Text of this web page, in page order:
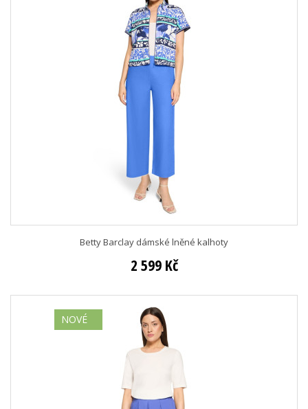
Betty Barclay dámské lněné kalhoty
2 599 Kč
NOVÉ